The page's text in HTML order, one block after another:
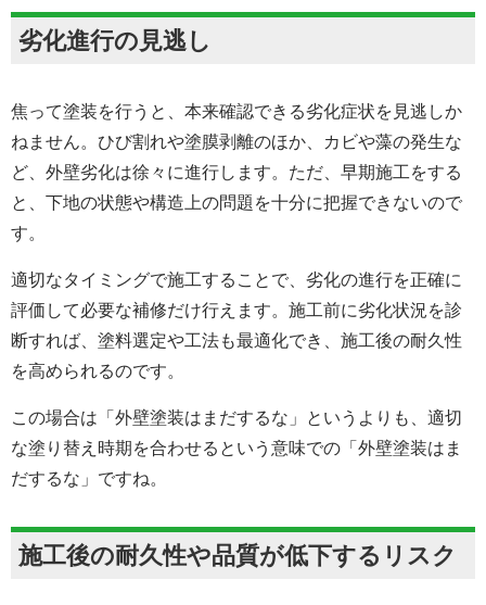
劣化進行の見逃し
焦って塗装を行うと、本来確認できる劣化症状を見逃しか
ねません。ひび割れや塗膜剥離のほか、カビや藻の発生な
ど、外壁劣化は徐々に進行します。ただ、早期施工をする
と、下地の状態や構造上の問題を十分に把握できないので
す。
適切なタイミングで施工することで、劣化の進行を正確に
評価して必要な補修だけ行えます。施工前に劣化状況を診
断すれば、塗料選定や工法も最適化でき、施工後の耐久性
を高められるのです。
この場合は「外壁塗装はまだするな」というよりも、適切
な塗り替え時期を合わせるという意味での「外壁塗装はま
だするな」ですね。
施工後の耐久性や品質が低下するリスク